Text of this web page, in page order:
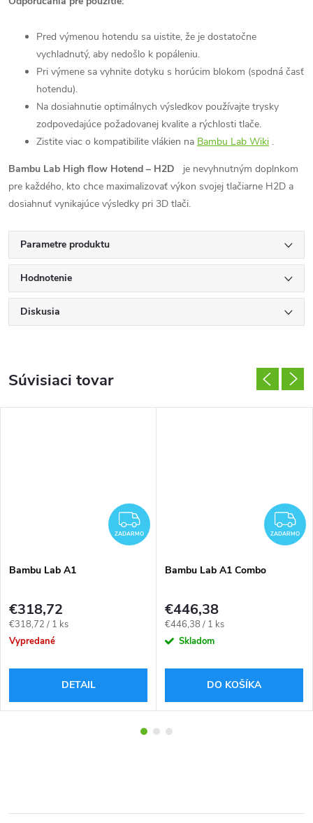
Pred výmenou hotendu sa uistite, že je dostatočne
vychladnutý, aby nedošlo k popáleniu.
Pri výmene sa vyhnite dotyku s horúcim blokom (spodná časť
hotendu).
Na dosiahnutie optimálnych výsledkov používajte trysky
zodpovedajúce požadovanej kvalite a rýchlosti tlače.
Zistite viac o kompatibilite vlákien na Bambu Lab Wiki .
Bambu Lab High flow Hotend – H2D
je nevyhnutným doplnkom
pre každého, kto chce maximalizovať výkon svojej tlačiarne H2D a
dosiahnuť vynikajúce výsledky pri 3D tlači.
Parametre produktu
Hodnotenie
Diskusia
Súvisiaci tovar
ZADARMO
ZADARMO
Bambu Lab A1
€318,72
Jednotková
cena:
€318,72 / 1 ks
Vypredané
DETAIL
ZADARMO
Bambu Lab A1 Combo
€446,38
Jednotková
cena:
€446,38 / 1 ks
Skladom
DO KOŠÍKA